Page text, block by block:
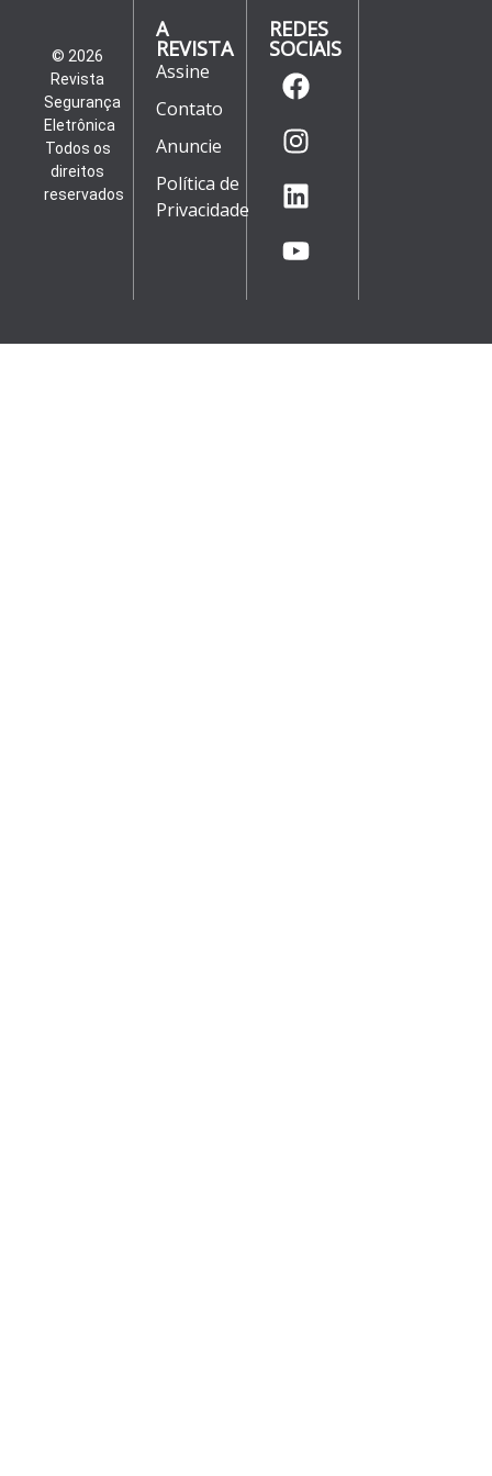
© 2026
Revista
Segurança
Eletrônica
Todos os
direitos
reservados
A
REVISTA
Assine
Contato
Anuncie
Política de
Privacidade
REDES
SOCIAIS